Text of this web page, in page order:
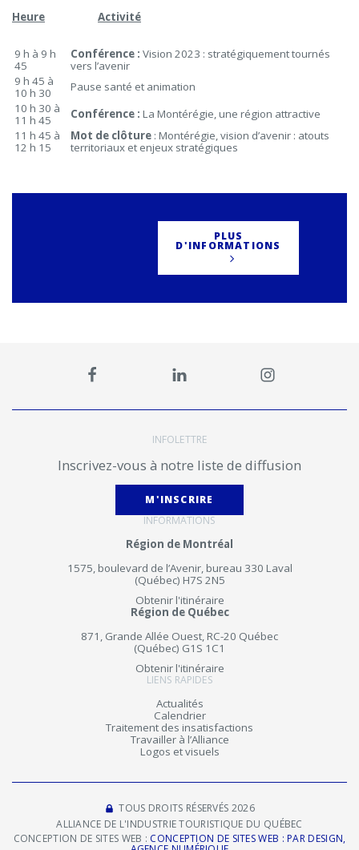
Heure Activité
9 h à 9 h
45
Conférence : Vision 2023 : stratégiquement tournés
vers l’avenir
9 h 45 à
10 h 30
Pause santé et animation
10 h 30 à
11 h 45
Conférence : La Montérégie, une région attractive
11 h 45 à
12 h 15
Mot de clôture : Montérégie, vision d’avenir : atouts
territoriaux et enjeux stratégiques
PLUS
D'INFORMATIONS
INFOLETTRE
Inscrivez-vous à notre liste de diffusion
M'INSCRIRE
INFORMATIONS
Région de Montréal
1575, boulevard de l’Avenir, bureau 330 Laval
(Québec) H7S 2N5
Obtenir l'itinéraire
Région de Québec
871, Grande Allée Ouest, RC-20 Québec
(Québec) G1S 1C1
Obtenir l'itinéraire
LIENS RAPIDES
Actualités
Calendrier
Traitement des insatisfactions
Travailler à l’Alliance
Logos et visuels
TOUS DROITS RÉSERVÉS 2026
ALLIANCE DE L'INDUSTRIE TOURISTIQUE DU QUÉBEC
CONCEPTION DE SITES WEB : CONCEPTION DE SITES WEB : PAR DESIGN,